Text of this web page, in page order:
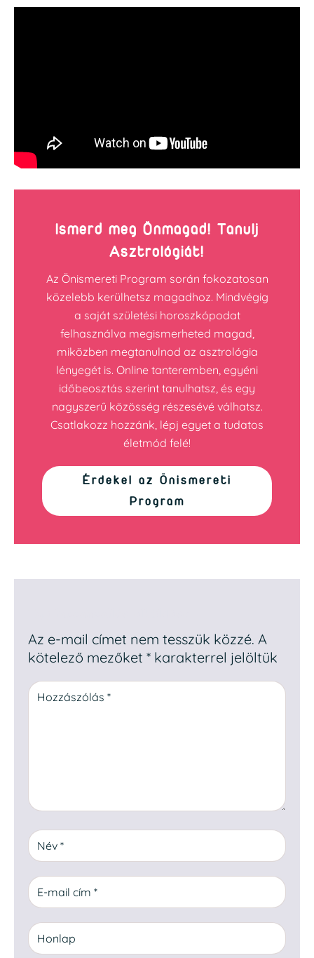
Ismerd meg Önmagad! Tanulj
Asztrológiát!
Az Önismereti Program során fokozatosan
közelebb kerülhetsz magadhoz. Mindvégig
a saját születési horoszkópodat
felhasználva megismerheted magad,
miközben megtanulnod az asztrológia
lényegét is. Online tanteremben, egyéni
időbeosztás szerint tanulhatsz, és egy
nagyszerű közösség részesévé válhatsz.
Csatlakozz hozzánk, lépj egyet a tudatos
életmód felé!
Érdekel az Önismereti
Program
Az e-mail címet nem tesszük közzé. A
kötelező mezőket * karakterrel jelöltük